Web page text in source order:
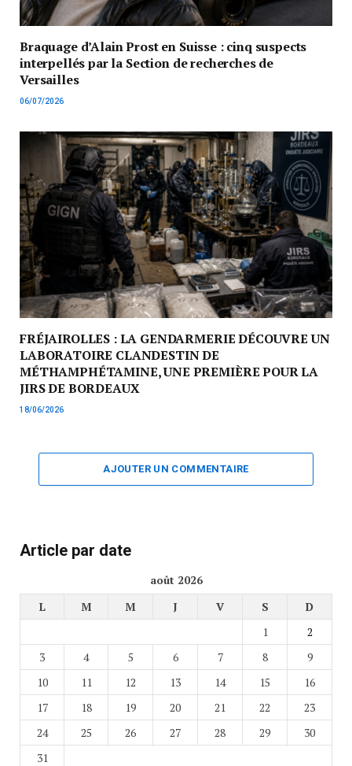
Braquage d’Alain Prost en Suisse : cinq suspects
interpellés par la Section de recherches de
Versailles
06/07/2026
FRÉJAIROLLES : LA GENDARMERIE DÉCOUVRE UN
LABORATOIRE CLANDESTIN DE
MÉTHAMPHÉTAMINE, UNE PREMIÈRE POUR LA
JIRS DE BORDEAUX
18/06/2026
AJOUTER UN COMMENTAIRE
Article par date
août 2026
L
M M J V S
D
1
2
3
4 5 6 7 8
9
10
11 12 13 14 15
16
17
18 19 20 21 22
23
24
25 26 27 28 29
30
31